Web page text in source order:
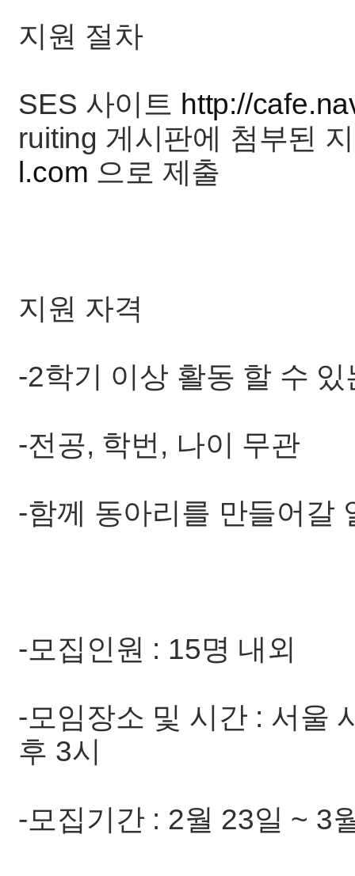
지원 절차
SES 사이트 http://
ruiting 게시판에 첨부된
l.com 으로 제출
지원 자격
-2학기 이상 활동 할 수 있
-전공, 학번, 나이 무관
-함께 동아리를 만들어갈
-모집인원 : 15명 내외
-모임장소 및 시간 : 서울
후 3시
-모집기간 : 2월 23일 ~ 3